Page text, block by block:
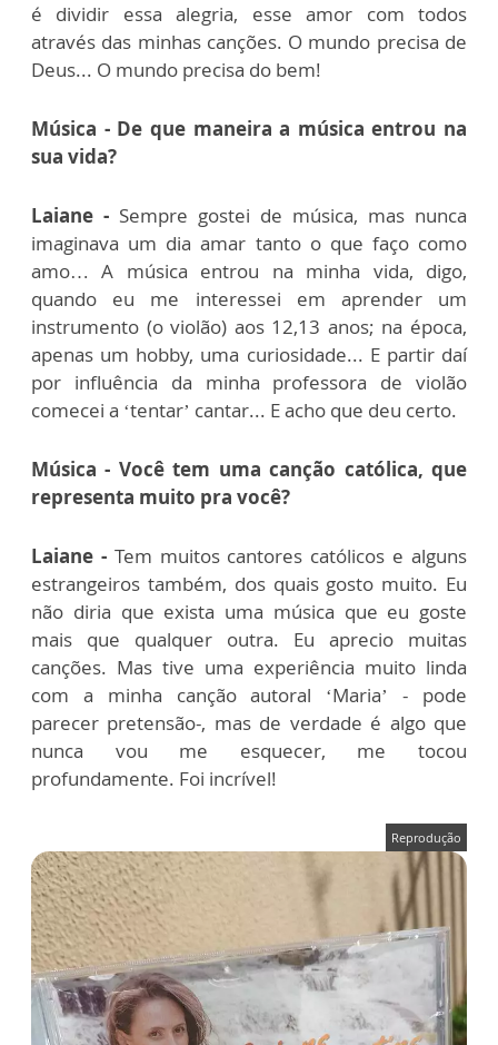
é dividir essa alegria, esse amor com todos
através das minhas canções. O mundo precisa de
Deus... O mundo precisa do bem!
Música - De que maneira a música entrou na
sua vida?
Laiane - Sempre gostei de música, mas nunca
imaginava um dia amar tanto o que faço como
amo…A música entrou na minha vida, digo,
quando eu me interessei em aprender um
instrumento (o violão) aos 12,13 anos; na época,
apenas um hobby, uma curiosidade... E partir daí
por influência da minha professora de violão
comecei a ‘tentar’ cantar... E acho que deu certo.
Música - Você tem uma canção católica, que
representa muito pra você?
Laiane - Tem muitos cantores católicos e alguns
estrangeiros também, dos quais gosto muito. Eu
não diria que exista uma música que eu goste
mais que qualquer outra. Eu aprecio muitas
canções. Mas tive uma experiência muito linda
com a minha canção autoral ‘Maria’ - pode
parecer pretensão-, mas de verdade é algo que
nunca vou me esquecer, me tocou
profundamente. Foi incrível!
Reprodução